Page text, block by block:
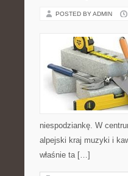
POSTED BY ADMIN
niespodziankę. W
alpejski kraj muzyki i
właśnie ta […]